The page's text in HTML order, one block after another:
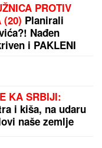
PROTIV
(20) Planirali
Nađen
i PAKLENI
KA SRBIJI:
i kiša, na udaru
naše zemlje